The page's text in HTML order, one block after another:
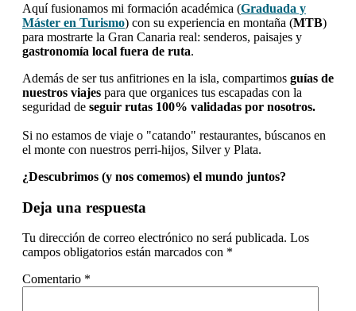
Aquí fusionamos mi formación académica (Graduada y
Máster en Turismo) con su experiencia en montaña (MTB)
para mostrarte la Gran Canaria real: senderos, paisajes y
gastronomía local fuera de ruta.
Además de ser tus anfitriones en la isla, compartimos guías de
nuestros viajes para que organices tus escapadas con la
seguridad de seguir rutas 100% validadas por nosotros.
Si no estamos de viaje o "catando" restaurantes, búscanos en
el monte con nuestros perri-hijos, Silver y Plata.
¿Descubrimos (y nos comemos) el mundo juntos?
Interacciones
los
lectores
Deja una respuesta
Tu dirección de correo electrónico no será publicada. Los
campos obligatorios están marcados con *
Comentario *